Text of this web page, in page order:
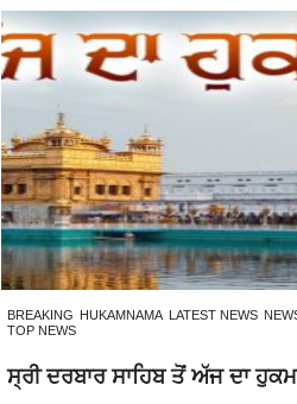
BREAKING HUKAMNAMA LATEST NEWS
TOP NEWS
ਸ੍ਰੀ ਦਰਬਾਰ ਸਾਹਿਬ ਤੋਂ ਅੱਜ ਦਾ